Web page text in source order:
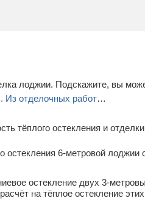
лоджии. Подскажите, вы
Из отделочных работ…
тёплого остекления и
остекления 6-метровой лоджии
остекление двух 3-
на тёплое остекление